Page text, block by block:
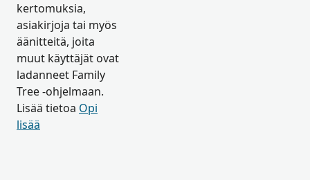
kertomuksia,
asiakirjoja tai myös
äänitteitä, joita
muut käyttäjät ovat
ladanneet Family
Tree -ohjelmaan.
Lisää tietoa Opi
lisää